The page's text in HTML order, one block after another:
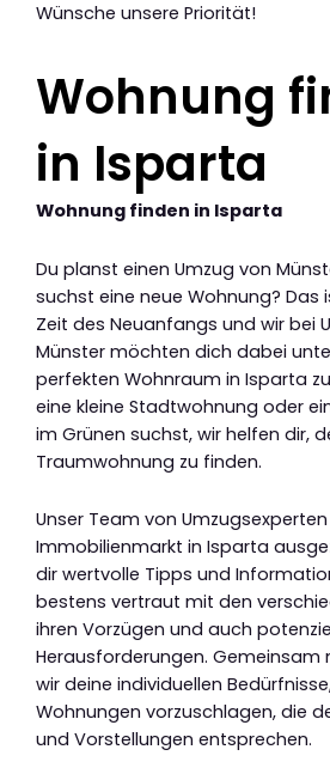
Wünsche unsere Priorität!
Wohnung
in Isparta
Wohnung finden in Isparta
Du planst einen Umzug von
suchst eine neue Wohnung? Das
Zeit des Neuanfangs und wir bei
Münster möchten dich dabei
perfekten Wohnraum in Isparta
eine kleine Stadtwohnung oder
im Grünen suchst, wir helfen dir,
Traumwohnung zu finden.
Unser Team von
Immobilienmarkt in Isparta
dir wertvolle Tipps und
bestens vertraut mit den
ihren Vorzügen und auch
Herausforderungen. Gemeinsam
wir deine individuellen
Wohnungen vorzuschlagen, die
und Vorstellungen entsprechen.